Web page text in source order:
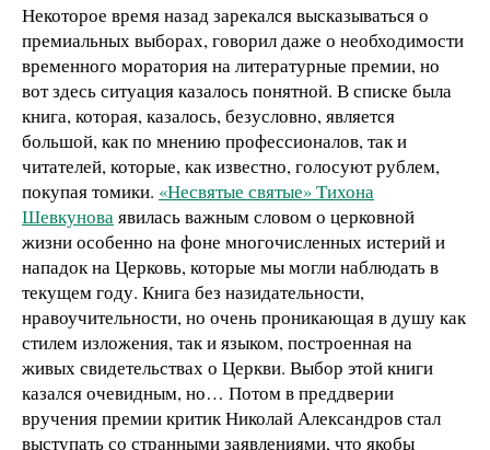
Некоторое время назад зарекался высказываться о
премиальных выборах, говорил даже о необходимости
временного моратория на литературные премии, но
вот здесь ситуация казалось понятной. В списке была
книга, которая, казалось, безусловно, является
большой, как по мнению профессионалов, так и
читателей, которые, как известно, голосуют рублем,
покупая томики. «Несвятые святые» Тихона
Шевкуноваявилась важным словом о церковной
жизни особенно на фоне многочисленных истерий и
нападок на Церковь, которые мы могли наблюдать в
текущем году. Книга без назидательности,
нравоучительности, но очень проникающая в душу как
стилем изложения, так и языком, построенная на
живых свидетельствах о Церкви. Выбор этой книги
казался очевидным, но… Потом в преддверии
вручения премии критик Николай Александров стал
выступать со странными заявлениями, что якобы